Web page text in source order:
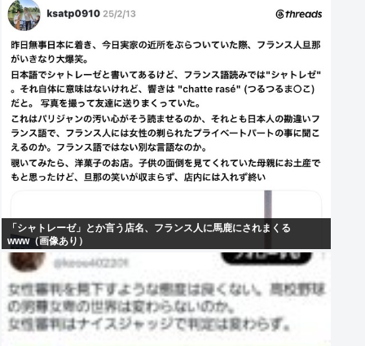
「シャトレーゼ」とか言う店名、フランス人に馬鹿にされまくる
www（画像あり）